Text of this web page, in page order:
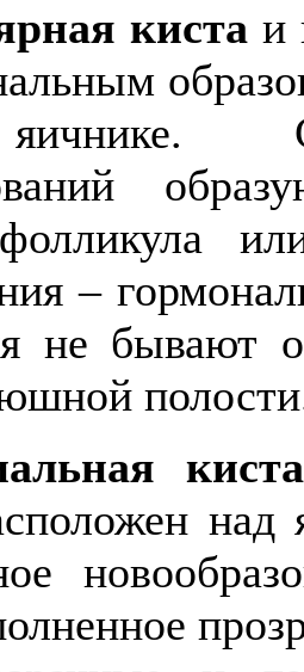
кистаи
–
не бывают
киста
над